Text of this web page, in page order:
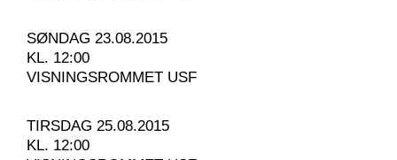
SØNDAG 23.08.2015
KL. 12:00
VISNINGSROMMET USF
TIRSDAG 25.08.2015
KL. 12:00